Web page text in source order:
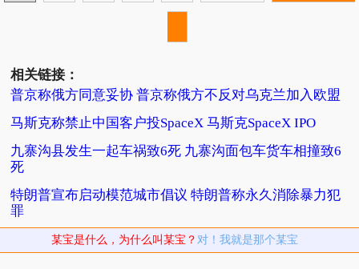
相关链接：
普京称俄方同意妥协 普京称俄方不反对乌克兰加入欧盟
马斯克称禁止中国客户投SpaceX 马斯克SpaceX IPO
九寨沟县发生一起车祸致6死 九寨沟面包车货车相撞致6
死
特朗普宣布启动模范城市倡议 特朗普称永久消除暴力犯
罪
某宝是什么，为什么叫某宝？ 对！我就是那个某宝